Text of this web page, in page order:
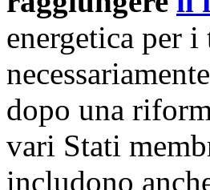
energetica per
dopo una
vari Stati
includono